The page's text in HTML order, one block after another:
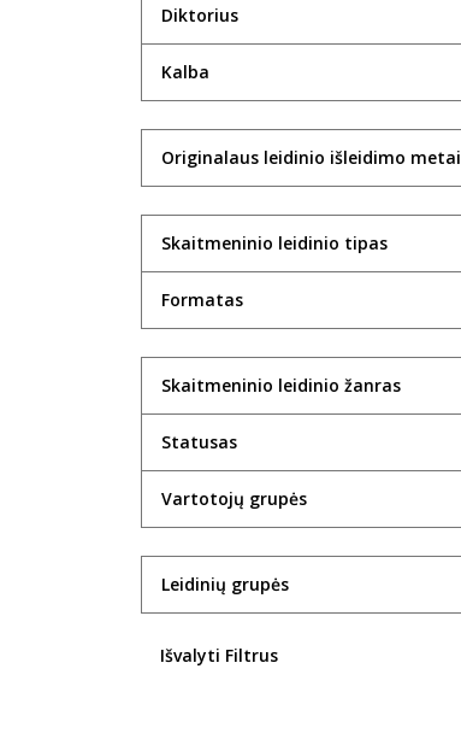
Diktorius
Kalba
Originalaus leidinio išleidimo metai
Skaitmeninio leidinio tipas
Formatas
Skaitmeninio leidinio žanras
Statusas
Vartotojų grupės
Leidinių grupės
Išvalyti Filtrus